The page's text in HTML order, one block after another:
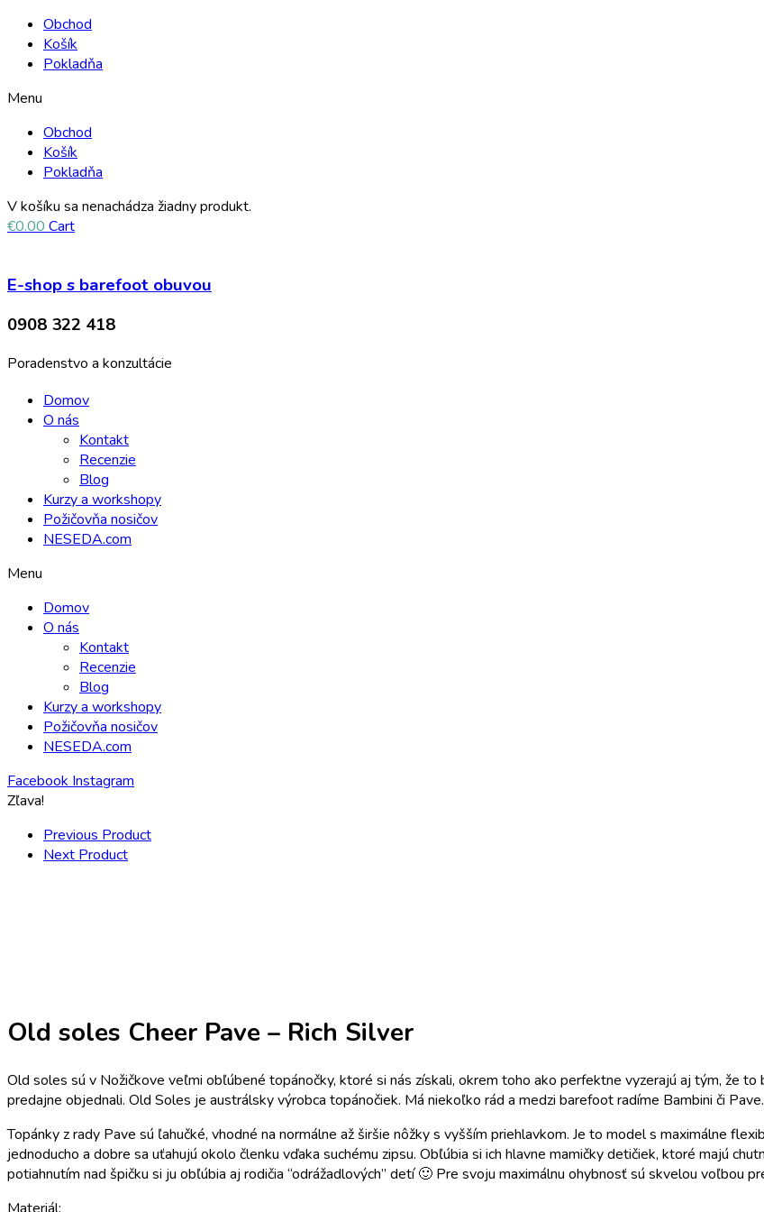
Obchod
Košík
Pokladňa
Menu
Obchod
Košík
Pokladňa
V košíku sa nenachádza žiadny produkt.
€0.00 Cart
E-shop s barefoot obuvou
0908 322 418
Poradenstvo a konzultácie
Domov
O nás
Kontakt
Recenzie
Blog
Kurzy a workshopy
Požičovňa nosičov
NESEDA.com
Menu
Domov
O nás
Kontakt
Recenzie
Blog
Kurzy a workshopy
Požičovňa nosičov
NESEDA.com
Facebook Instagram
Zľava!
Previous Product
Next Product
Old soles Cheer Pave – Rich Silver
Old soles sú v Nožičkove veľmi obľúbené topánočky, ktoré si nás získali, okrem toho ako perfektne vyzerajú aj tým, že
predajne objednali. Old Soles je austrálsky výrobca topánočiek. Má niekoľko rád a medzi barefoot radíme Bambini či Pave.
Topánky z rady Pave sú ľahučké, vhodné na normálne až širšie nôžky s vyšším priehlavkom. Je to model s maximálne
jednoducho a dobre sa uťahujú okolo členku vďaka suchému zipsu. Obľúbia si ich hlavne mamičky detičiek, ktoré majú
potiahnutím nad špičku si ju obľúbia aj rodičia “odrážadlových” detí 🙂 Pre svoju maximálnu ohybnosť sú skvelou voľbou